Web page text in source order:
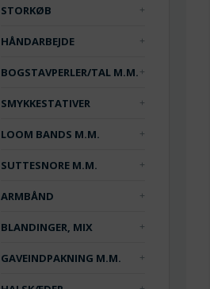
STORKØB
HÅNDARBEJDE
BOGSTAVPERLER/TAL M.M.
SMYKKESTATIVER
LOOM BANDS M.M.
SUTTESNORE M.M.
ARMBÅND
BLANDINGER, MIX
GAVEINDPAKNING M.M.